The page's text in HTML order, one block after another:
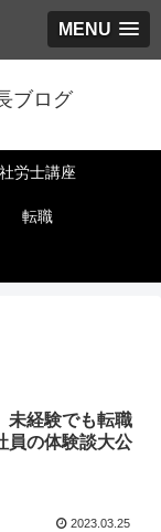
MENU
ブログ
社労士講座
転職
未経験でも転職
員の体験談大公
2023.03.25